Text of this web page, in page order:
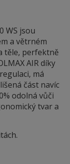
WS jsou
a větrném
těle, perfektně
AIR díky
má
část navíc
odolná vůči
tvar a